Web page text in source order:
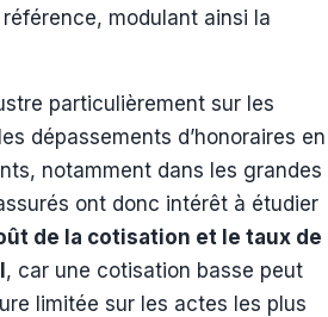
modulant ainsi la
particulièrement sur les
dépassements d’honoraires en
notamment dans les grandes
ont donc intérêt à étudier
de la cotisation et le taux de
, car une cotisation basse peut
limitée sur les actes les plus